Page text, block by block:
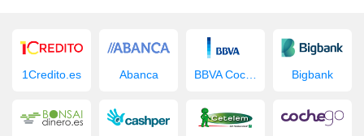
1Credito.es Abanca Bigbank